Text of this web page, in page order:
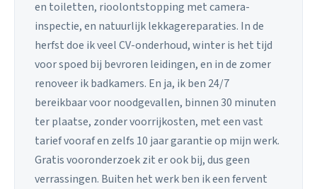
en toiletten, rioolontstopping met camera-
inspectie, en natuurlijk lekkagereparaties. In de
herfst doe ik veel CV-onderhoud, winter is het tijd
voor spoed bij bevroren leidingen, en in de zomer
renoveer ik badkamers. En ja, ik ben 24/7
bereikbaar voor noodgevallen, binnen 30 minuten
ter plaatse, zonder voorrijkosten, met een vast
tarief vooraf en zelfs 10 jaar garantie op mijn werk.
Gratis vooronderzoek zit er ook bij, dus geen
verrassingen. Buiten het werk ben ik een fervent